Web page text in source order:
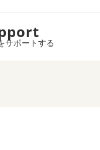
サポートする